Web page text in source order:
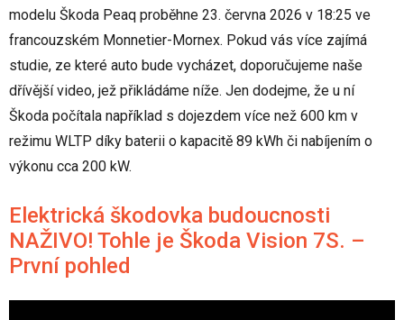
modelu Škoda Peaq proběhne 23. června 2026 v 18:25 ve
francouzském Monnetier-Mornex. Pokud vás více zajímá
studie, ze které auto bude vycházet, doporučujeme naše
dřívější video, jež přikládáme níže. Jen dodejme, že u ní
Škoda počítala například s dojezdem více než 600 km v
režimu WLTP díky baterii o kapacitě 89 kWh či nabíjením o
výkonu cca 200 kW.
Elektrická škodovka budoucnosti
NAŽIVO! Tohle je Škoda Vision 7S. –
První pohled